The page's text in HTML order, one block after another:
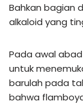
Bahkan bagian
alkaloid yang
Pada awal
untuk
barulah pada
bahwa